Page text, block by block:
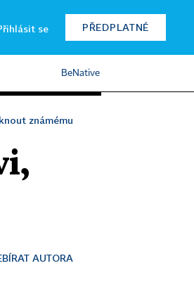
se PŘEDPLATNÉ
BeNative
známému
AUTORA